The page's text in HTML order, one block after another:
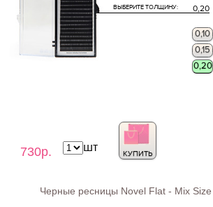
730р.
0,20
ВЫБЕРИТЕ ТОЛЩИНУ:
0,10
0,15
0,20
КУПИТЬ
шт
Черные ресницы Novel Flat - Mix Size